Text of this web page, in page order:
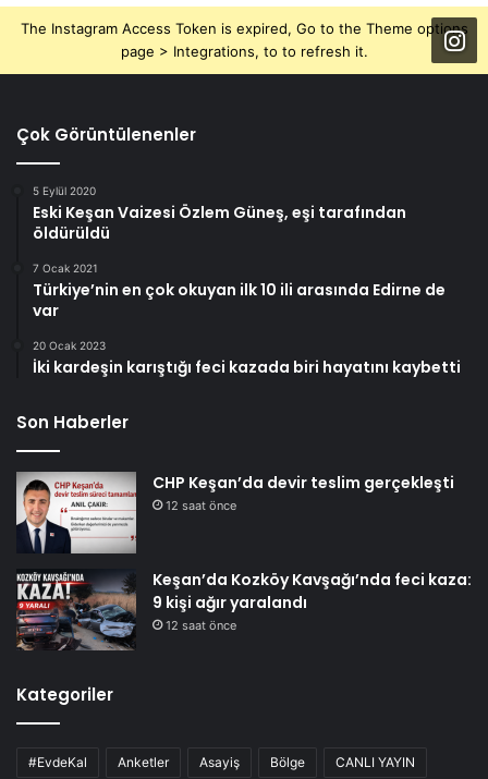
The Instagram Access Token is expired, Go to the Theme options
page > Integrations, to to refresh it.
Çok Görüntülenenler
5 Eylül 2020
Eski Keşan Vaizesi Özlem Güneş, eşi tarafından
öldürüldü
7 Ocak 2021
Türkiye’nin en çok okuyan ilk 10 ili arasında Edirne de
var
20 Ocak 2023
İki kardeşin karıştığı feci kazada biri hayatını kaybetti
Son Haberler
CHP Keşan’da devir teslim gerçekleşti
12 saat önce
Keşan’da Kozköy Kavşağı’nda feci kaza:
9 kişi ağır yaralandı
12 saat önce
Kategoriler
#EvdeKal Anketler Asayiş Bölge CANLI YAYIN